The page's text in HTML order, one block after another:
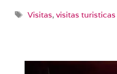
Etiquetas
Visitas, visitas turisticas